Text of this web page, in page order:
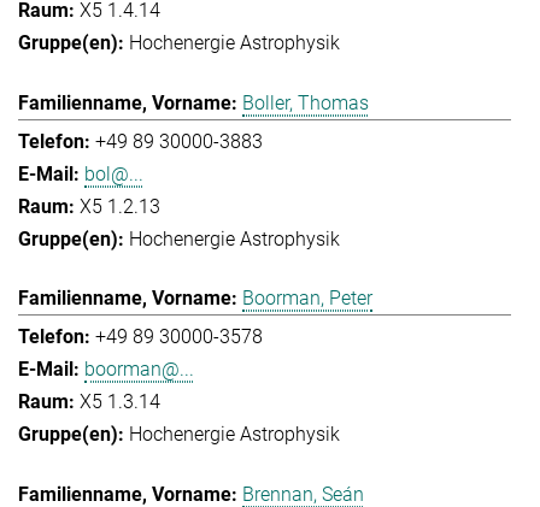
X5 1.4.14
Hochenergie Astrophysik
Boller, Thomas
+49 89 30000-3883
bol@...
X5 1.2.13
Hochenergie Astrophysik
Boorman, Peter
+49 89 30000-3578
boorman@...
X5 1.3.14
Hochenergie Astrophysik
Brennan, Seán